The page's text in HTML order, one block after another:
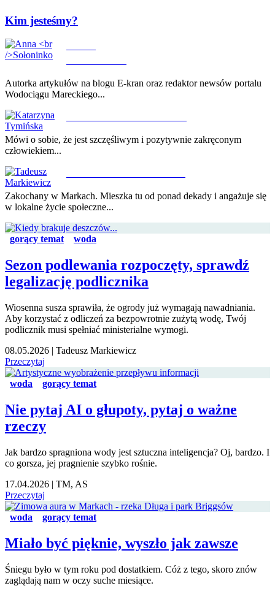
Kim jesteśmy?
Autorka artykułów na blogu E-kran oraz redaktor newsów portalu
Wodociągu Mareckiego...
Mówi o sobie, że jest szczęśliwym i pozytywnie zakręconym
człowiekiem...
Zakochany w Markach. Mieszka tu od ponad dekady i angażuje się
w lokalne życie społeczne...
gorący temat woda
Sezon podlewania rozpoczęty, sprawdź
legalizację podlicznika
Wiosenna susza sprawiła, że ogrody już wymagają nawadniania.
Aby korzystać z odliczeń za bezpowrotnie zużytą wodę, Twój
podlicznik musi spełniać ministerialne wymogi.
08.05.2026 | Tadeusz Markiewicz
Przeczytaj
woda gorący temat
Nie pytaj AI o głupoty, pytaj o ważne
rzeczy
Jak bardzo spragniona wody jest sztuczna inteligencja? Oj, bardzo. I
co gorsza, jej pragnienie szybko rośnie.
17.04.2026 | TM, AS
Przeczytaj
woda gorący temat
Miało być pięknie, wyszło jak zawsze
Śniegu było w tym roku pod dostatkiem. Cóż z tego, skoro znów
zaglądają nam w oczy suche miesiące.